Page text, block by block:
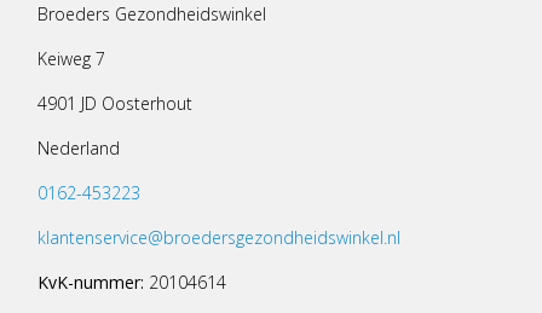
Broeders Gezondheidswinkel
Keiweg 7
4901 JD Oosterhout
Nederland
0162-453223
klantenservice@broedersgezondheidswinkel.nl
KvK-nummer: 20104614